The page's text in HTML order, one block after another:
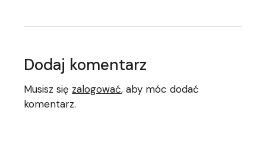
Dodaj komentarz
Musisz się zalogować, aby móc dodać
komentarz.